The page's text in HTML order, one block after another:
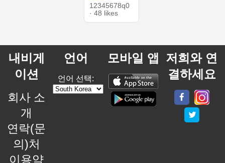
12345678q0
· 48 likes
내비게
이션
회사 소
개
연락(문
의)처
이용약
언어
언어 선택:
모바일 앱 저희와 연
결하세요